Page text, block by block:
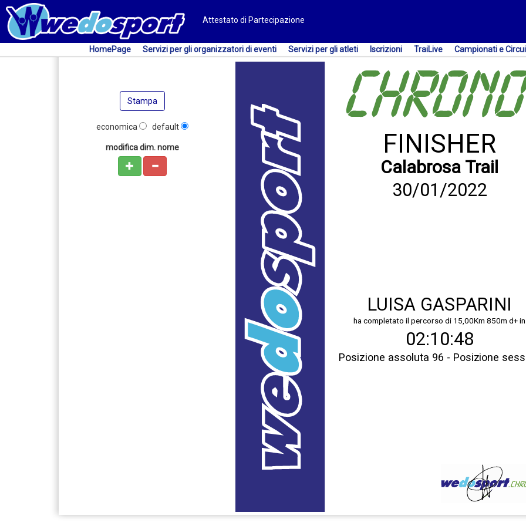
Attestato di Partecipazione
HomePage Servizi per gli organizzatori di eventi Servizi per gli atleti Iscrizioni TraiLive Campionati e
Stampa
economica default
modifica dim. nome FINISHER
Calabrosa Trail
LUISA GASPARINI
ha completato il percorso di 15,00Km 850m d+ in
Posizione assoluta 96 - Posizione
02:10:48
30/01/2022